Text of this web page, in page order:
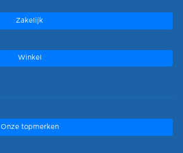
Zakelijk
Winkel
Onze topmerken